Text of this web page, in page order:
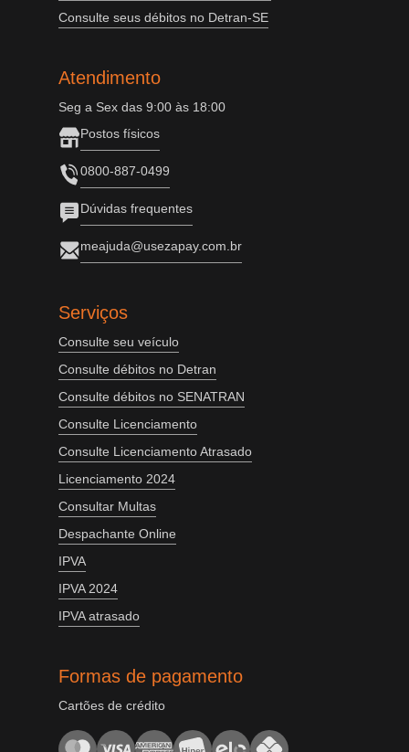
Consulte seus débitos no Detran-SE
Atendimento
Seg a Sex das 9:00 às 18:00
Postos físicos
0800-887-0499
Dúvidas frequentes
meajuda@usezapay.com.br
Serviços
Consulte seu veículo
Consulte débitos no Detran
Consulte débitos no SENATRAN
Consulte Licenciamento
Consulte Licenciamento Atrasado
Licenciamento 2024
Consultar Multas
Despachante Online
IPVA
IPVA 2024
IPVA atrasado
Formas de pagamento
Cartões de crédito